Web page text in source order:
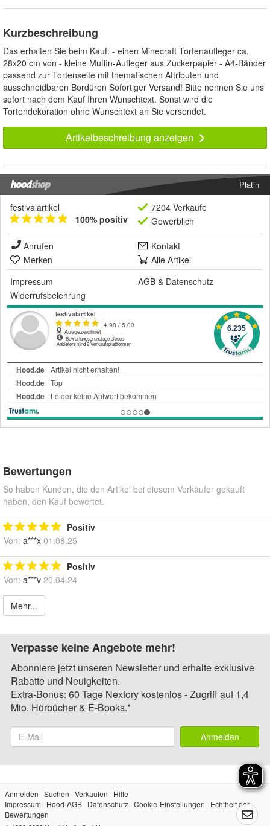
Kurzbeschreibung
Das erhalten Sie beim Kauf: - einen Minecraft Tortenaufleger ca.
28x20 cm von - kleine Muffin-Aufleger aus Zuckerpapier - A4-Bänder
passend zur Tortenseite mit thematischen Attributen und
ausschneidbaren Bordüren Sofortiger Versand! Bitte nennen Sie uns
sofort nach dem Kauf Ihren Wunschtext. Sonst wird die
Tortendekoration ohne Wunschtext an Sie versendet.
Artikelbeschreibung anzeigen
Platin
festivalartikel
100% positiv
7204 Verkäufe
Gewerblich
Anrufen
Kontakt
Merken
Alle Artikel
Impressum
AGB & Datenschutz
Widerrufsbelehrung
Bewertungen
So haben Kunden, die den Artikel bei diesem Verkäufer gekauft
haben, den Kauf bewertet.
Positiv
Von: a***x 01.08.25
Positiv
Von: a***v 20.04.24
Mehr...
Verpasse keine Angebote mehr!
Abonniere jetzt unseren Newsletter und erhalte exklusive
Rabatte und Neuigkeiten.
Extra-Bonus: 60 Tage Nextory kostenlos - Zugriff auf 1,4
Mio. Hörbücher & E-Books.*
Anmelden
Anmelden Suchen Verkaufen
Hilfe
Impressum
Hood-AGB Datenschutz Cookie-Einstellungen
Echtheit der
Bewertungen